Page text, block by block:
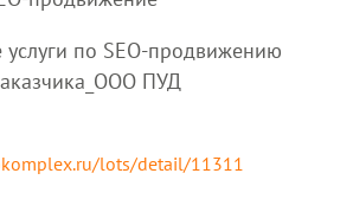
по SEO-продвижению
ПУД
lots/detail/11311